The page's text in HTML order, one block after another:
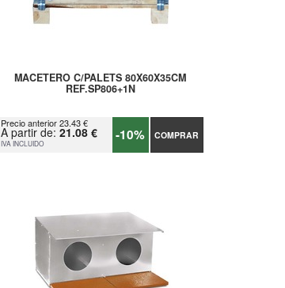
MACETERO C/PALETS 80X60X35CM
REF.SP806+1N
Precio anterior 23.43 €
A partir de:21.08 €
IVA INCLUIDO -10% COMPRAR